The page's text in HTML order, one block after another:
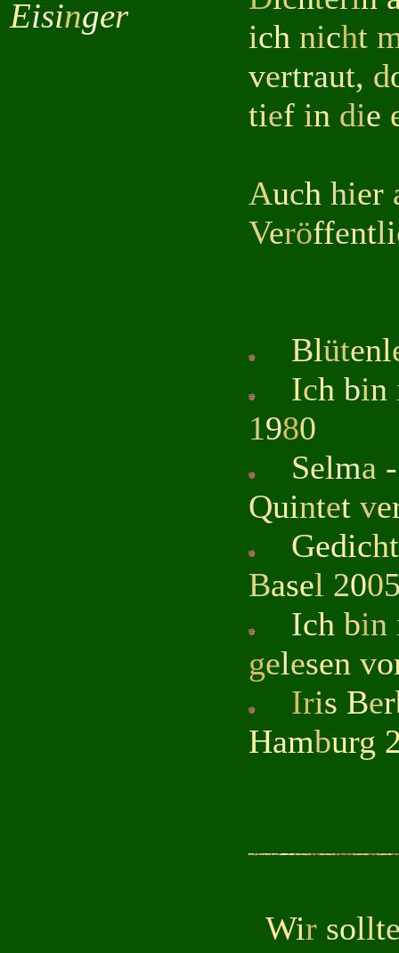
Eisinger
ich nicht
vertraut, d
tief in die
Auch hier
Veröffentli
Blütenl
Ich bin
1980
Selma -
Quintet ve
Gedicht
Basel 200
Ich bin
gelesen vo
Iris Ber
Hamburg
Wir sollt